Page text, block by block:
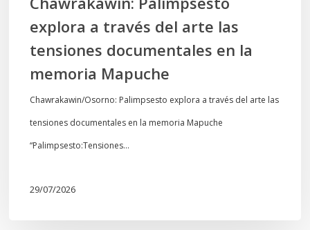
memoria
Mapuche
explora a través del arte las
tensiones documentales en la
memoria Mapuche
Chawrakawin/Osorno: Palimpsesto explora a través del arte las
tensiones documentales en la memoria Mapuche
“Palimpsesto:Tensiones…
29/07/2026